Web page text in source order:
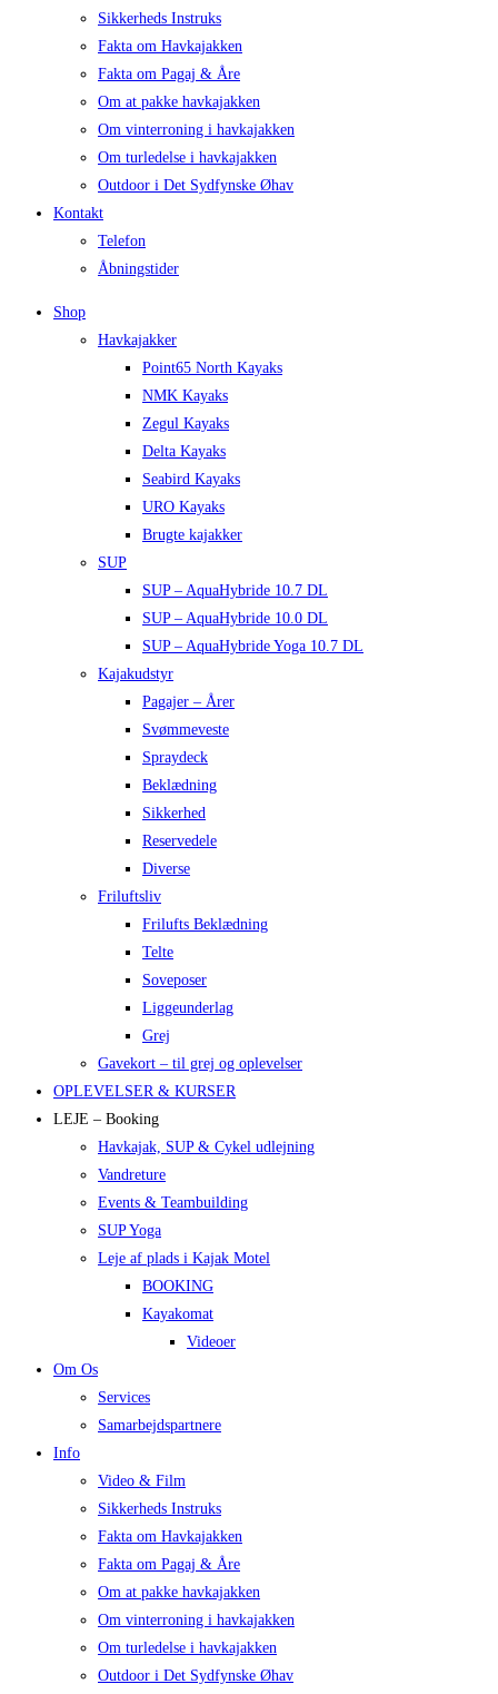
Sikkerheds Instruks
Fakta om Havkajakken
Fakta om Pagaj & Åre
Om at pakke havkajakken
Om vinterroning i havkajakken
Om turledelse i havkajakken
Outdoor i Det Sydfynske Øhav
Kontakt
Telefon
Åbningstider
Shop
Havkajakker
Point65 North Kayaks
NMK Kayaks
Zegul Kayaks
Delta Kayaks
Seabird Kayaks
URO Kayaks
Brugte kajakker
SUP
SUP – AquaHybride 10.7 DL
SUP – AquaHybride 10.0 DL
SUP – AquaHybride Yoga 10.7 DL
Kajakudstyr
Pagajer – Årer
Svømmeveste
Spraydeck
Beklædning
Sikkerhed
Reservedele
Diverse
Friluftsliv
Frilufts Beklædning
Telte
Soveposer
Liggeunderlag
Grej
Gavekort – til grej og oplevelser
OPLEVELSER & KURSER
LEJE – Booking
Havkajak, SUP & Cykel udlejning
Vandreture
Events & Teambuilding
SUP Yoga
Leje af plads i Kajak Motel
BOOKING
Kayakomat
Videoer
Om Os
Services
Samarbejdspartnere
Info
Video & Film
Sikkerheds Instruks
Fakta om Havkajakken
Fakta om Pagaj & Åre
Om at pakke havkajakken
Om vinterroning i havkajakken
Om turledelse i havkajakken
Outdoor i Det Sydfynske Øhav